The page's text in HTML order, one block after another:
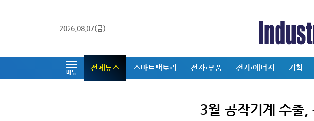
2026.08.07(금)
메뉴 전체뉴스 스마트팩토리 전자·부품 전기·에너지 기획
3월 공작기계 수출,